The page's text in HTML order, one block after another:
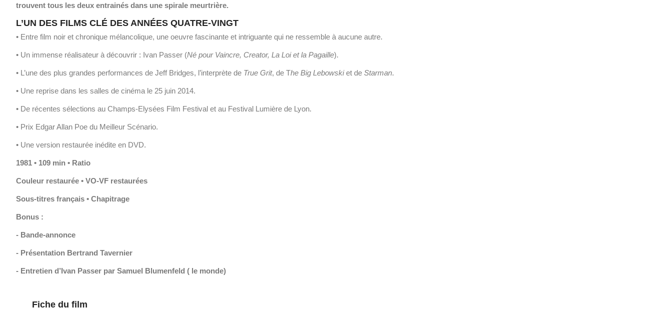
trouvent tous les deux entrainés dans une spirale meurtrière.
L’UN DES FILMS CLÉ DES ANNÉES QUATRE-VINGT
• Entre film noir et chronique mélancolique, une oeuvre fascinante et intriguante qui ne ressemble à aucune autre.
• Un immense réalisateur à découvrir : Ivan Passer (Né pour Vaincre, Creator, La Loi et la Pagaille).
• L’une des plus grandes performances de Jeff Bridges, l’interprète de True Grit, de The Big Lebowskiet de Starman.
• Une reprise dans les salles de cinéma le 25 juin 2014.
• De récentes sélections au Champs-Elysées Film Festival et au Festival Lumière de Lyon.
• Prix Edgar Allan Poe du Meilleur Scénario.
• Une version restaurée inédite en DVD.
1981 • 109 min • Ratio
Couleur restaurée • VO-VF restaurées
Sous-titres français • Chapitrage
Bonus :
- Bande-annonce
- Présentation Bertrand Tavernier
- Entretien d’Ivan Passer par Samuel Blumenfeld ( le monde)
Fiche du film